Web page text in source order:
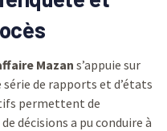
Mazan s’appuie sur
de rapports et d’états
permettent de
décisions a pu conduire à